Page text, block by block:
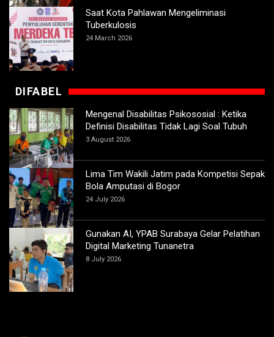
Saat Kota Pahlawan Mengeliminasi
Tuberkulosis
24 March 2026
DIFABEL
Mengenal Disabilitas Psikososial : Ketika
Definisi Disabilitas Tidak Lagi Soal Tubuh
3 August 2026
Lima Tim Wakili Jatim pada Kompetisi Sepak
Bola Amputasi di Bogor
24 July 2026
Gunakan AI, YPAB Surabaya Gelar Pelatihan
Digital Marketing Tunanetra
8 July 2026